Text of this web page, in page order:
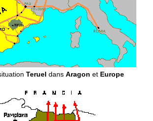
Teruel dans Aragon et Europe